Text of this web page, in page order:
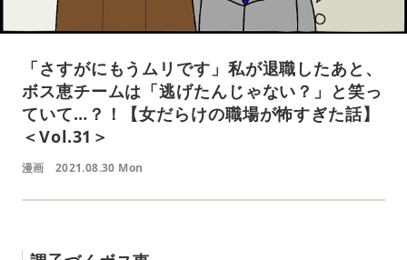
「さすがにもうムリです」私が退職したあと、
ボス恵チームは「逃げたんじゃない？」と笑っ
ていて…？！【女だらけの職場が怖すぎた話】
＜Vol.31＞
漫画 2021.08.30 Mon